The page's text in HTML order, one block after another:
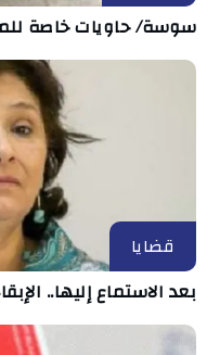
سوسة/ حاويات خاصة
قضايا
بعد الاستماع إليها..